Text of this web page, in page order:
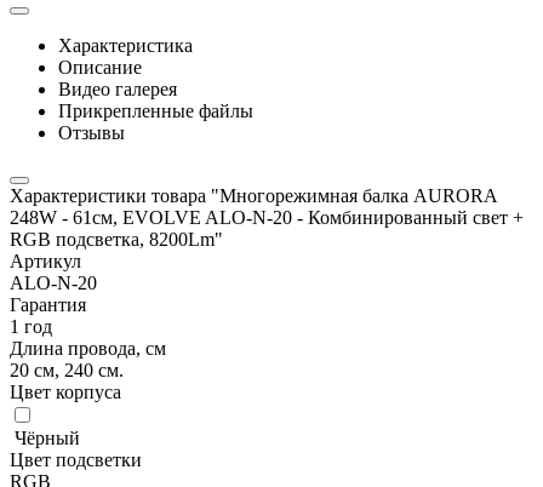
Характеристика
Описание
Видео галерея
Прикрепленные файлы
Отзывы
Характеристики товара "Многорежимная балка AURORA
248W - 61см, EVOLVE ALO-N-20 - Комбинированный свет +
RGB подсветка, 8200Lm"
Артикул
ALO-N-20
Гарантия
1 год
Длина провода, см
20 см, 240 см.
Цвет корпуса
Чёрный
Цвет подсветки
RGB